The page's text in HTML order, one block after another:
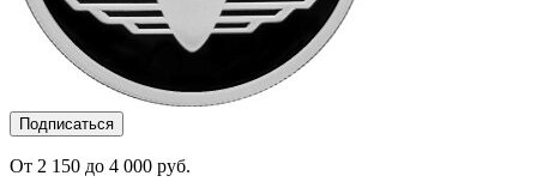
Подписаться
От 2 150 до 4 000 руб.